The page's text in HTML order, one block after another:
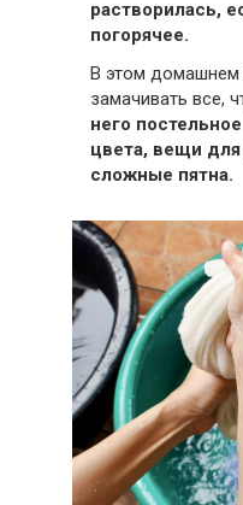
растворилась,
погорячее.
В этом домашнем
замачивать все,
него
цвета, вещи
сложные пятна.